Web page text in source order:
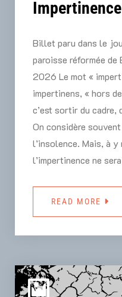
Billet paru dans le
paroisse réformée de
2026 Le mot «
impertinens, « hors
c’est sortir du cadre,
On considère
l’insolence. Mais, à y
l’impertinence ne
READ MORE